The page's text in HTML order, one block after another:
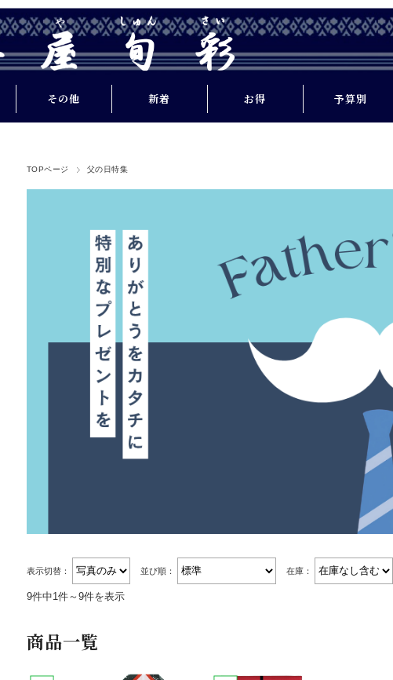
その他
常温の福岡土産
その他の商品一
新着 お得
Happy SALE
予算別
2,000円未満
3,000円未満
4,000円～
5,000円以上
TOPページ 父の日特集
表示切替： 並び順： 在庫：
9件中1件～9件を表示
商品一覧